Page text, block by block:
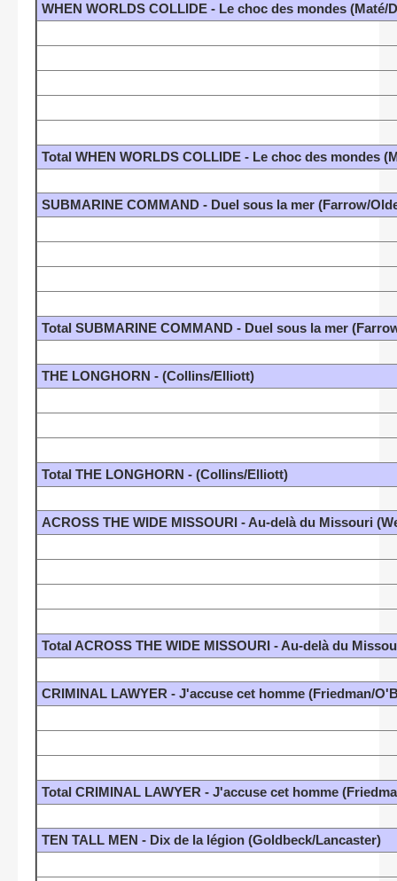
WHEN WORLDS COLLIDE - Le choc des mondes (Maté/
Total WHEN WORLDS COLLIDE - Le choc des mondes
SUBMARINE COMMAND - Duel sous la mer (Farrow/
Total SUBMARINE COMMAND - Duel sous la mer
THE LONGHORN - (Collins/Elliott)
Total THE LONGHORN - (Collins/Elliott)
ACROSS THE WIDE MISSOURI - Au-delà du Missouri
Total ACROSS THE WIDE MISSOURI - Au-delà du
CRIMINAL LAWYER - J'accuse cet homme (Friedman/
Total CRIMINAL LAWYER - J'accuse cet homme
TEN TALL MEN - Dix de la légion (Goldbeck/Lancaster)